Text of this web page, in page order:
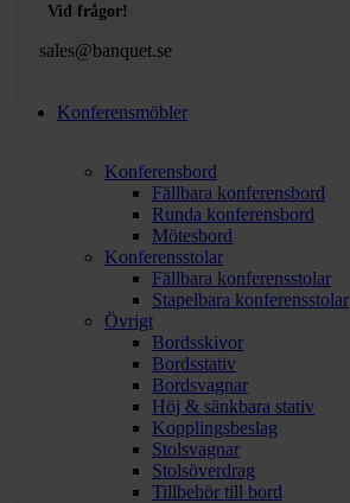
Vid frågor!
sales@banquet.se
Konferensmöbler
Konferensbord
Fällbara konferensbord
Runda konferensbord
Mötesbord
Konferensstolar
Fällbara konferensstolar
Stapelbara konferensstolar
Övrigt
Bordsskivor
Bordsstativ
Bordsvagnar
Höj & sänkbara stativ
Kopplingsbeslag
Stolsvagnar
Stolsöverdrag
Tillbehör till bord